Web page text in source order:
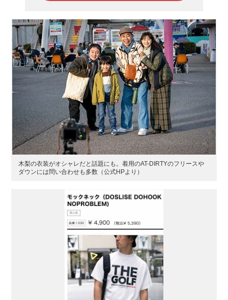
木梨の衣装がオシャレだと話題にも。着用のAT-DIRTYのフリースや
ダウンには問い合わせも多数（公式HPより）